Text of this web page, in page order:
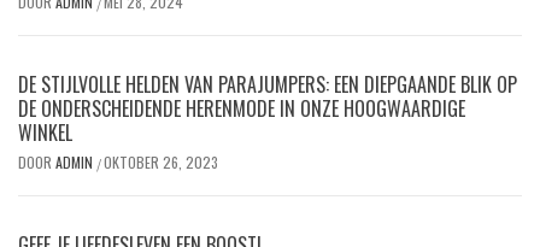
DE STIJLVOLLE HELDEN VAN PARAJUMPERS: EEN DIEPGAANDE BLIK OP
DE ONDERSCHEIDENDE HERENMODE IN ONZE HOOGWAARDIGE
WINKEL
DOOR ADMIN /OKTOBER 26, 2023